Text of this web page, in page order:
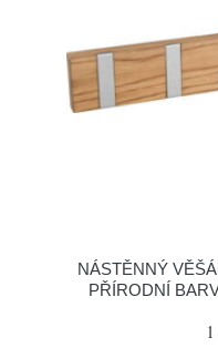
NÁSTĚNNÝ
PŘÍRODNÍ